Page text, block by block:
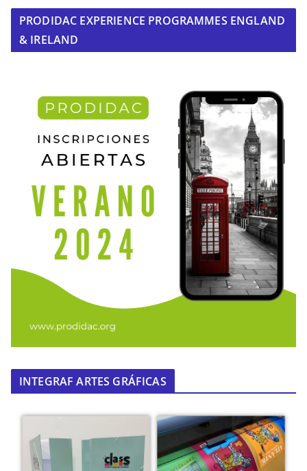
PRODIDAC EXPERIENCE PROGRAMMES ENGLAND
& IRELAND
INTEGRAF ARTES GRÁFICAS